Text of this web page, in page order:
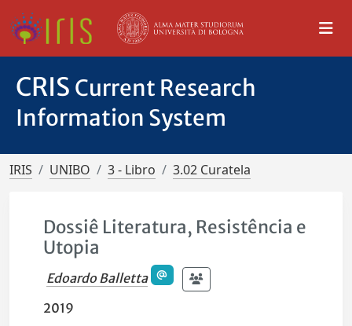
CRIS Current Research
Information System
IRIS UNIBO 3 - Libro 3.02 Curatela
Dossiê Literatura, Resistência e
Utopia
Edoardo Balletta
2019